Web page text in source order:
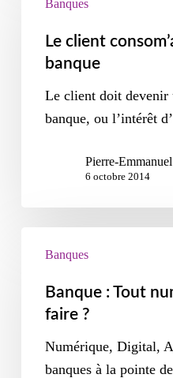
Banques
Le client
banque
Le client doit devenir
banque, ou l’intérêt
Pierre-
6 octobre 2014
Banques
Banque : Tout
faire ?
Numérique, Digital,
banques à la pointe